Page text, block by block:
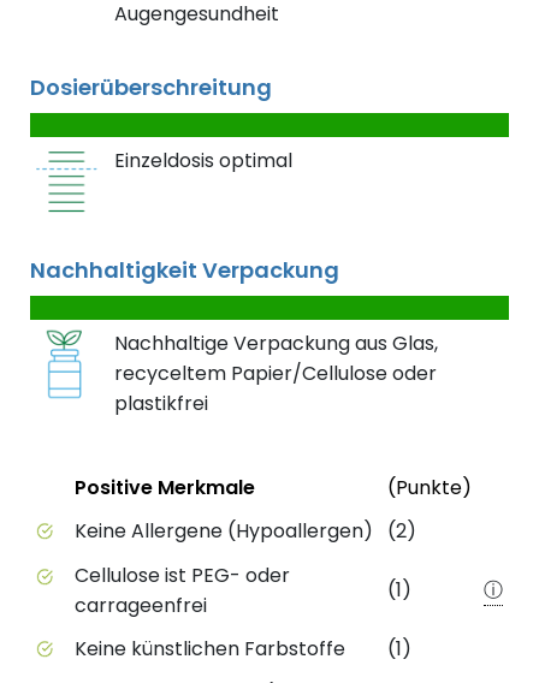
Augengesundheit
Dosierüberschreitung
Einzeldosis optimal
Nachhaltigkeit Verpackung
Nachhaltige Verpackung aus Glas,
recyceltem Papier/Cellulose oder
plastikfrei
Positive Merkmale des Produkts mit
StatusPositive Merkmale (Punkte)
Keine Allergene (Hypoallergen)
(2)
Cellulose ist PEG- oder
carrageenfrei
(1) ⓘ
Keine künstlichen Farbstoffe
(1)